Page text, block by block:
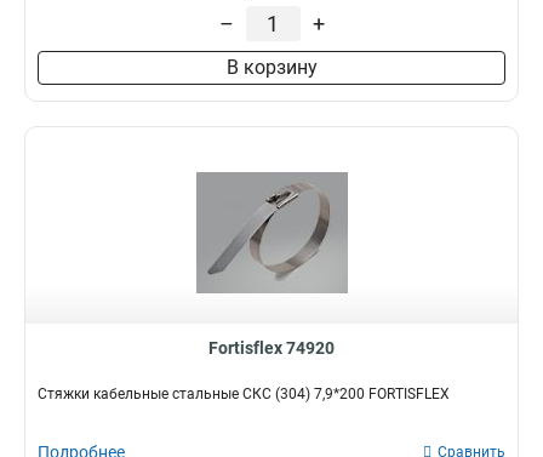
– +
В корзину
Fortisflex 74920
Стяжки кабельные стальные СКС (304) 7,9*200 FORTISFLEX
Подробнее Сравнить